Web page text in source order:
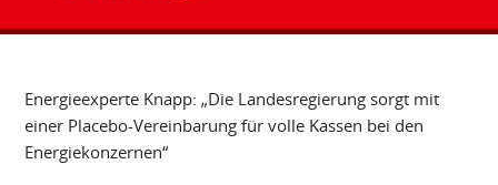
Energieexperte Knapp: „Die Landesregierung sorgt mit
einer Placebo-Vereinbarung für volle Kassen bei den
Energiekonzernen“